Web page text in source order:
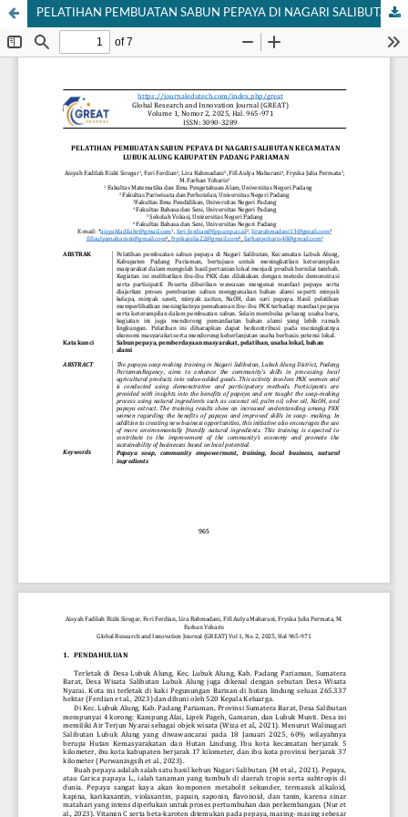
PELATIHAN PEMBUATAN SABUN PEPAYA DI NAGARI SALIBUTAN KECAMATAN LUBUK ALUNG KABUPATEN PADANG PARIAMAN